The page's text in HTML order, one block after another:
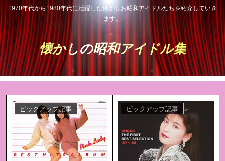
1970年代から1980年代に活躍した懐かしお昭和アイドルたちを紹介していき
ます。
懐かしの昭和アイドル集
ピックアップ記事 ピックアップ記事